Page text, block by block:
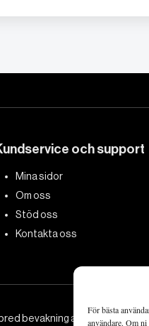
För bästa
användare. Om
och support
Mina sidor
Om oss
Stöd oss
Kontakta oss
bevakning av det